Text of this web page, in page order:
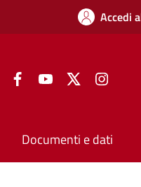
Accedi
FacebookYouTube Twitter
Documenti e dati